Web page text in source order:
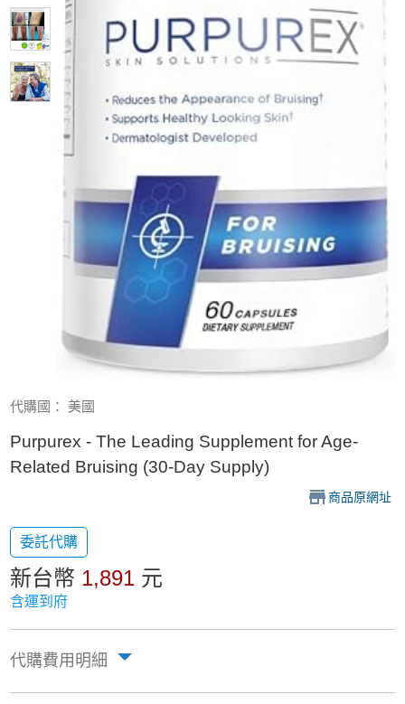
代購國： 美國
Purpurex - The Leading Supplement for Age-
Related Bruising (30-Day Supply)
商品原網址
委託代購
新台幣 1,891 元
含運到府
代購費用明細